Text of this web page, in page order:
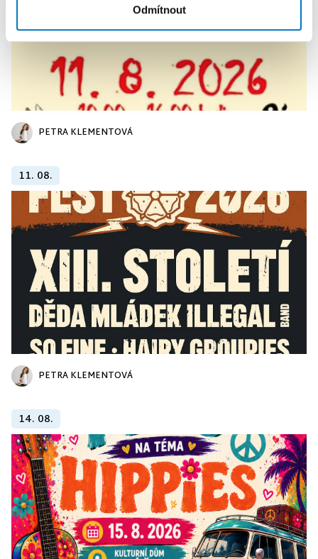
Odmítnout
PETRA KLEMENTOVÁ
11. 08.
PETRA KLEMENTOVÁ
14. 08.